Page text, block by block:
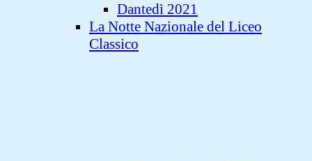
Dantedì 2021
La Notte Nazionale del Liceo
Classico